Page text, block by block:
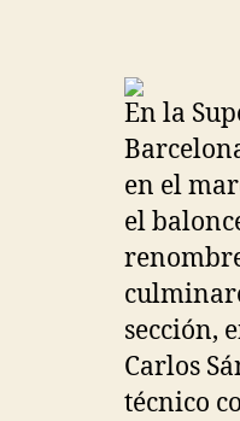
En la
en el
el
sección,
Carlos
técnico